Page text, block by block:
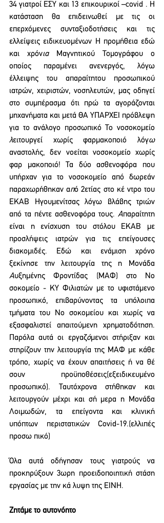
34 γιατροί ΕΣΥ και 13 επικουρικοί –covid . Η
κατάσταση θα επιδεινωθεί με τις οι
επερχόμενες συνταξιοδοτήσεις και τις
ελλείψεις ειδικευομένων Η προμήθεια εδώ
και χρόνια
Μαγνητικού Τομογράφου ο
οποίος παραμένει ανενεργός, λόγω
έλλειψης του απαραίτητου προσωπικού
ιατρών, χειριστών, νοσηλευτών, μας οδηγεί
στο συμπέρασμα ότι πρώ τα αγοράζονται
μηχανήματα και μετά ΘΑ ΥΠΑΡΧΕΙ πρόβλεψη
λειτουργεί χωρίς φαρμακοποιό λόγ
ω
αναστολής, δεν νοείται νοσοκομείο χωρίς
φαρ μακοποιό! Τα δύο ασθενοφόρα που
υπήρχαν για το νοσοκομείο από δωρεάν
παραχωρήθηκαν από 2ετίας στο κέ ντρο του
ΕΚΑΒ Ηγουμενίτσας λόγω βλάβης τριών
από τα πέντε ασθενοφόρα τους. Απαραίτητη
είναι η ενίσχυση του στόλου ΕΚΑΒ με
προσλήψεις ιατρών για τις επείγουσες
διακομιδές. Εδώ και ενάμιση χρόνο
Αυξημένης Φροντίδας (ΜΑΦ) στο No
σοκομείο - KY Φιλιατών με το υφιστάμενο
προσωπικό, επιβαρύνοντας τα υπόλοιπα
τμήματα του No σοκομείου και χωρίς να
εξασφαλιστεί απαιτούμενη χρηματοδότηση.
Παρόλα αυτά οι εργαζόμενοι στήριξαν και
στηρίζουν την λειτουργία της ΜΑΦ με κάθε
τρόπο, χωρίς να έχουν απαιτήσεις ή να θέ
σουν προϋποθέσεις(εξειδικευμένο
προσωπικό). Ταυτόχρονα στήθηκαν και
λειτουργούν μέχρι και σή μερα η Μονάδα
Λοιμωδών, τα επείγοντα και κλινική
υπόπτων περιστατικών Covid-19.(ελλιπές
προσω πικό)
Όλα αυτά οδήγησαν τους γιατρούς να
προκηρύξουν 3ωρη προειδοποιητική στάση
εργασίας με την κά λυψη της EINH.
Ζητάμε το αυτονόητο